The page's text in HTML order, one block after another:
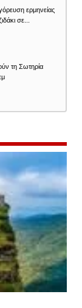
ερμηνείας
σε...
τη Σωτηρία